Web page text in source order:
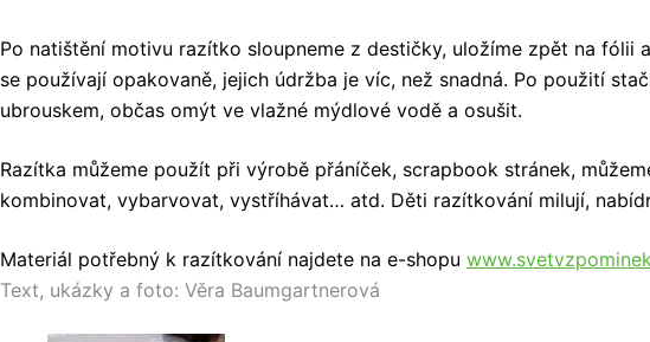
Po natištění motivu razítko sloupneme z destičky, uložíme zpět na fólii
se používají opakovaně, jejich údržba je víc, než snadná. Po použití
ubrouskem, občas omýt ve vlažné mýdlové vodě a osušit.
Razítka můžeme použít při výrobě přáníček, scrapbook stránek,
kombinovat, vybarvovat, vystříhávat… atd. Děti razítkování milují,
Materiál potřebný k razítkování najdete na e-shopu
Text, ukázky a foto: Věra Baumgartnerová